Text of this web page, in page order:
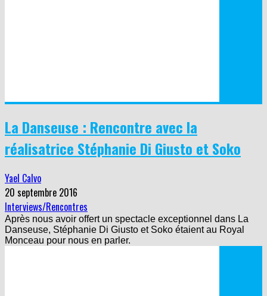
La Danseuse : Rencontre avec la
réalisatrice Stéphanie Di Giusto et Soko
Yael Calvo
20 septembre 2016
Interviews/Rencontres
Après nous avoir offert un spectacle exceptionnel dans La
Danseuse, Stéphanie Di Giusto et Soko étaient au Royal
Monceau pour nous en parler.